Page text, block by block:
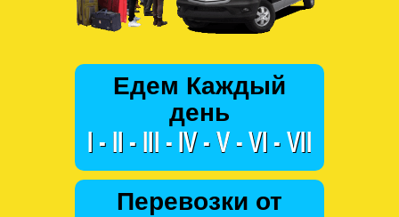
Едем Каждый
день
Перевозки от